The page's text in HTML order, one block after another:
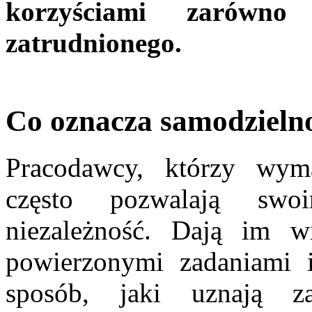
korzyściami
zatrudnionego.
Co oznacza
Pracodawcy, którzy
często pozwalają
niezależność. Dają im
powierzonymi
sposób, jaki uznają za